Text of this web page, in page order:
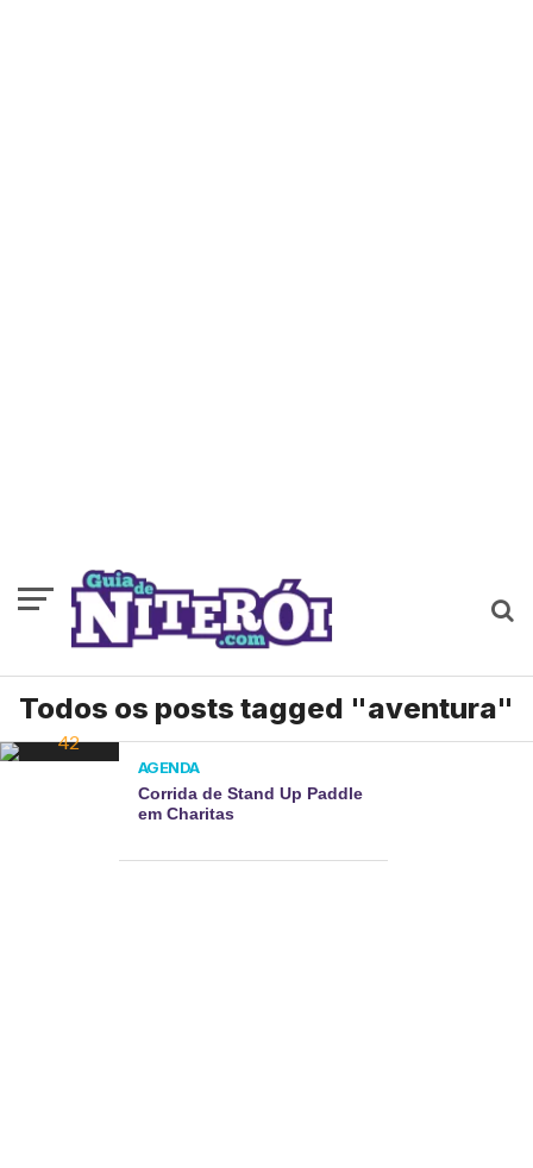
Todos os posts tagged "aventura"
AGENDA
Corrida de Stand Up Paddle
em Charitas